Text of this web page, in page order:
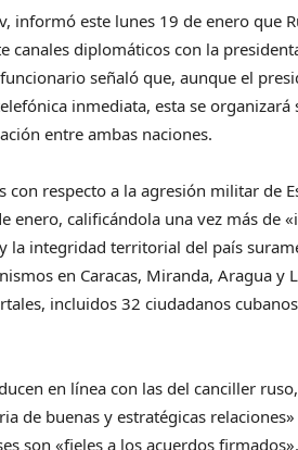
informó este lunes 19 de enero que
canales diplomáticos con la
señaló que, aunque el
inmediata, esta se organizará
entre ambas naciones.
con respecto a la agresión militar de
enero, calificándola una vez más de
la integridad territorial del país
en Caracas, Miranda, Aragua y
incluidos 32 ciudadanos
en línea con las del canciller
de buenas y estratégicas
son «fieles a los acuerdos firmados».